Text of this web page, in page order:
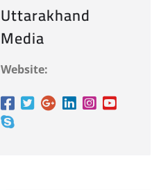
Uttarakhand
Media
Website: